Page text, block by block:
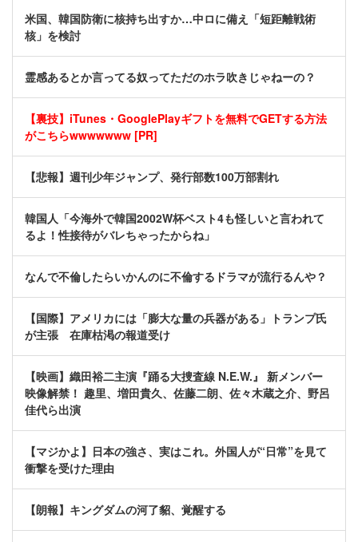
米国、韓国防衛に核持ち出すか…中ロに備え「短距離戦術
核」を検討
霊感あるとか言ってる奴ってただのホラ吹きじゃねーの？
【裏技】iTunes・GooglePlayギフトを無料でGETする方法
がこちらwwwwwww [PR]
【悲報】週刊少年ジャンプ、発行部数100万部割れ
韓国人「今海外で韓国2002W杯ベスト4も怪しいと言われて
るよ！性接待がバレちゃったからね」
なんで不倫したらいかんのに不倫するドラマが流行るんや？
【国際】アメリカには「膨大な量の兵器がある」トランプ氏
が主張 在庫枯渇の報道受け
【映画】織田裕二主演『踊る大捜査線 N.E.W.』 新メンバー
映像解禁！ 趣里、増田貴久、佐藤二朗、佐々木蔵之介、野呂
佳代ら出演
【マジかよ】日本の強さ、実はこれ。外国人が“日常”を見て
衝撃を受けた理由
【朗報】キングダムの河了貂、覚醒する